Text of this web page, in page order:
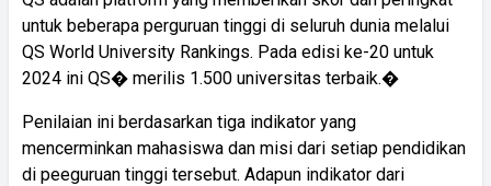
untuk beberapa perguruan tinggi di seluruh dunia melalui
QS World University Rankings. Pada edisi ke-20 untuk
2024 ini QS� merilis 1.500 universitas terbaik.�
Penilaian ini berdasarkan tiga indikator yang
mencerminkan mahasiswa dan misi dari setiap pendidikan
di peeguruan tinggi tersebut. Adapun indikator dari